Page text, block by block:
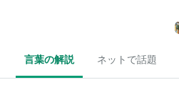
言葉の解説 ネットで話題